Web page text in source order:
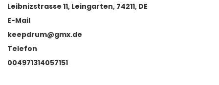
Leibnizstrasse 11, Leingarten, 74211, DE
E-Mail
keepdrum@gmx.de
Telefon
004971314057151